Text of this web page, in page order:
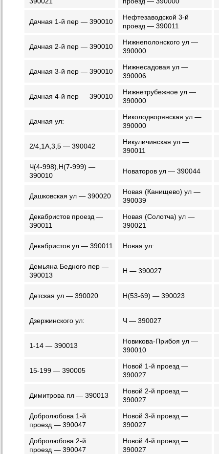
Дачная 1-й пер — 390010
Нефтезаводской 3-й
проезд — 390011
Дачная 2-й пер — 390010
Нижнеполонского ул —
390000
Дачная 3-й пер — 390010
Нижнесадовая ул —
390006
Дачная 4-й пер — 390010
Нижнетрубежное ул —
390000
Дачная ул:
Николодворянская ул —
390000
2/4,1А,3,5 — 390042
Никуличинская ул —
390011
Ч(4-998),Н(7-999) —
390010
Новаторов ул — 390044
Дашковская ул — 390020
Новая (Канищево) ул —
390039
Декабристов проезд —
390011
Новая (Солотча) ул —
390021
Декабристов ул — 390011 Новая ул:
Демьяна Бедного пер —
390013
Н — 390027
Детская ул — 390020 Н(53-69) — 390023
Дзержинского ул: Ч — 390027
1-14 — 390013
Новикова-Прибоя ул —
390010
15-199 — 390005
Новой 1-й проезд —
390027
Димитрова пл — 390013
Новой 2-й проезд —
390027
Добролюбова 1-й
проезд — 390047
Новой 3-й проезд —
390027
Добролюбова 2-й
проезд — 390047
Новой 4-й проезд —
390027